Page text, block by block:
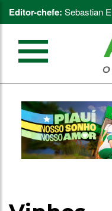
Editor-chefe: Sebastian